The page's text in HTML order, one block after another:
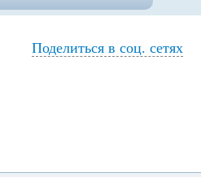
Поделиться в соц. сетях